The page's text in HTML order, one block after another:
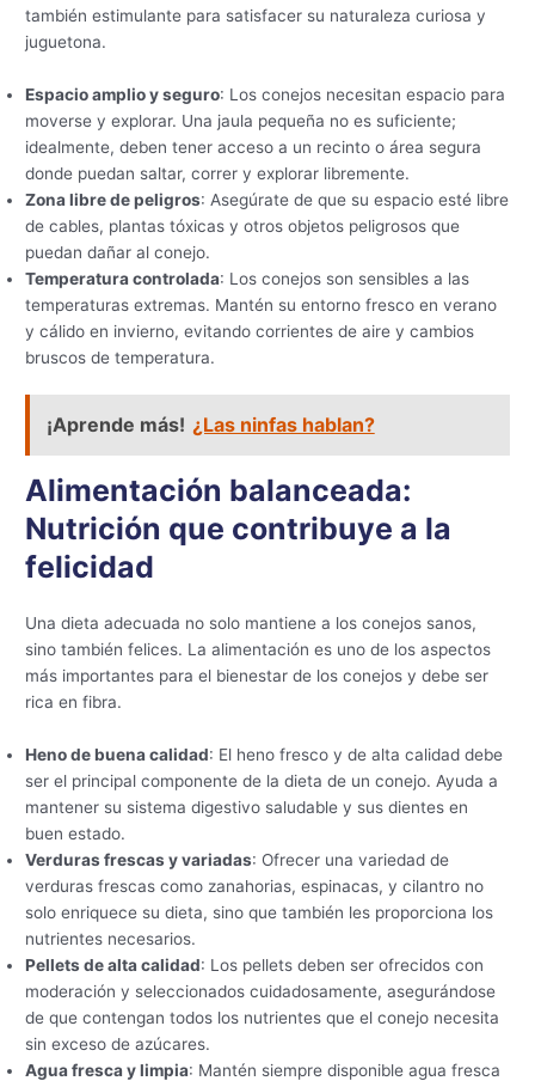
también estimulante para satisfacer su naturaleza curiosa y
juguetona.
Espacio amplio y seguro: Los conejos necesitan espacio para
moverse y explorar. Una jaula pequeña no es suficiente;
idealmente, deben tener acceso a un recinto o área segura
donde puedan saltar, correr y explorar libremente.
Zona libre de peligros: Asegúrate de que su espacio esté libre
de cables, plantas tóxicas y otros objetos peligrosos que
puedan dañar al conejo.
Temperatura controlada: Los conejos son sensibles a las
temperaturas extremas. Mantén su entorno fresco en verano
y cálido en invierno, evitando corrientes de aire y cambios
bruscos de temperatura.
¡Aprende más! ¿Las ninfas hablan?
Alimentación balanceada:
Nutrición que contribuye a la
felicidad
Una dieta adecuada no solo mantiene a los conejos sanos,
sino también felices. La alimentación es uno de los aspectos
más importantes para el bienestar de los conejos y debe ser
rica en fibra.
Heno de buena calidad: El heno fresco y de alta calidad debe
ser el principal componente de la dieta de un conejo. Ayuda a
mantener su sistema digestivo saludable y sus dientes en
buen estado.
Verduras frescas y variadas: Ofrecer una variedad de
verduras frescas como zanahorias, espinacas, y cilantro no
solo enriquece su dieta, sino que también les proporciona los
nutrientes necesarios.
Pellets de alta calidad: Los pellets deben ser ofrecidos con
moderación y seleccionados cuidadosamente, asegurándose
de que contengan todos los nutrientes que el conejo necesita
sin exceso de azúcares.
Agua fresca y limpia: Mantén siempre disponible agua fresca